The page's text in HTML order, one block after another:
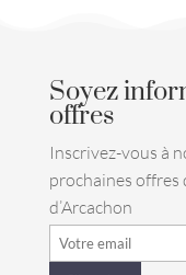
Soyez
offres
Inscrivez-vous à
prochaines offres
d’Arcachon